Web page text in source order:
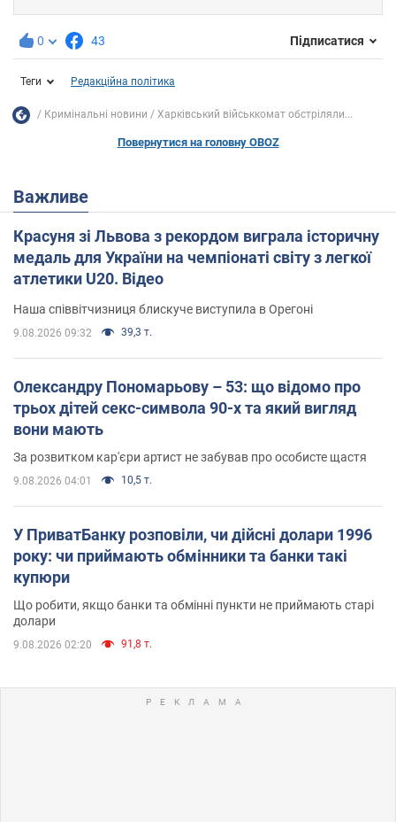
0 43 Підписатися
Теги Редакційна політика
Кримінальні новини Харківський військкомат обстріляли...
Повернутися на головну OBOZ
Важливе
Красуня зі Львова з рекордом виграла історичну
медаль для України на чемпіонаті світу з легкої
атлетики U20. Відео
Наша співвітчизниця блискуче виступила в Орегоні
9.08.2026 09:32 39,3 т.
Олександру Пономарьову – 53: що відомо про
трьох дітей секс-символа 90-х та який вигляд
вони мають
За розвитком кар'єри артист не забував про особисте щастя
9.08.2026 04:01 10,5 т.
У ПриватБанку розповіли, чи дійсні долари 1996
року: чи приймають обмінники та банки такі
купюри
Що робити, якщо банки та обмінні пункти не приймають старі
долари
9.08.2026 02:20 91,8 т.